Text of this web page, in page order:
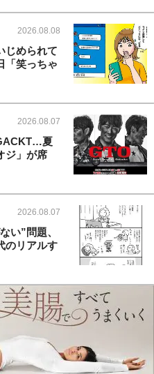
2026.08.08
じめられて
「笑っちゃ
2026.08.07
夏
ジ」が席
2026.08.07
い”問題、
のリアルす